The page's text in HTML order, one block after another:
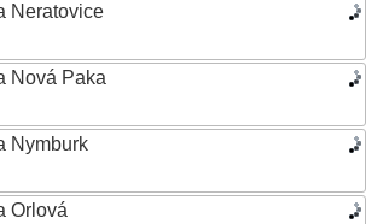
Neratovice
Nová Paka
Nymburk
Orlová